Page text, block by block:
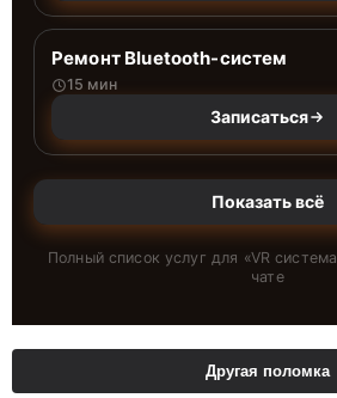
Ремонт Bluetooth-систем
15 мин
Записаться
Показать всё
Полный список услуг для «VR система
чате
Другая поломка